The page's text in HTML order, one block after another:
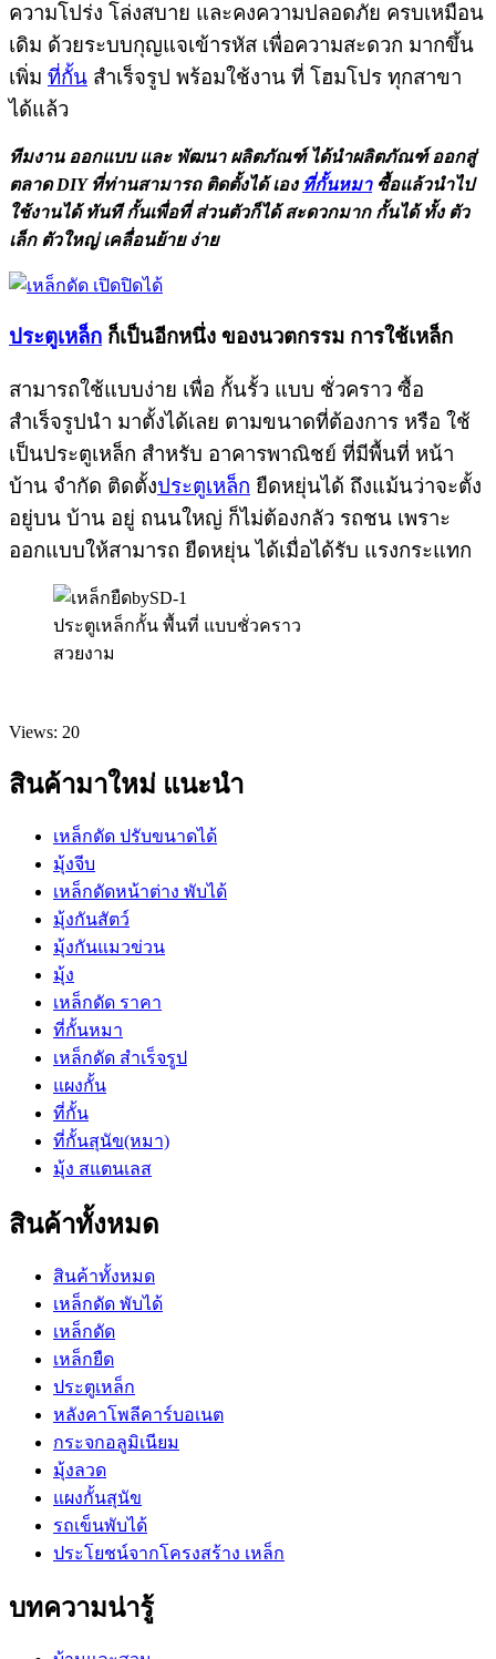
ความโปร่ง โล่งสบาย และคงความปลอดภัย ครบเหมือน
เดิม ด้วยระบบกุญแจเข้ารหัส เพื่อความสะดวก มากขึ้น
เพิ่ม ที่กั้น สำเร็จรูป พร้อมใช้งาน ที่ โฮมโปร ทุกสาขา
ได้แล้ว
ทีมงาน ออกแบบ และ พัฒนา ผลิตภัณฑ์ ได้นำผลิตภัณฑ์ ออกสู่
ตลาด DIY ที่ท่านสามารถ ติดตั้งได้ เอง ที่กั้นหมาซื้อแล้วนำไป
ใช้งานได้ ทันที กั้นเพื่อที่ ส่วนตัวก็ได้ สะดวกมาก กั้นได้ ทั้ง ตัว
เล็ก ตัวใหญ่ เคลื่อนย้าย ง่าย
ประตูเหล็ก ก็เป็นอีกหนึ่ง ของนวตกรรม การใช้เหล็ก
สามารถใช้แบบง่าย เพื่อ กั้นรั้ว แบบ ชั่วคราว ซื้อ
สำเร็จรูปนำ มาตั้งได้เลย ตามขนาดที่ต้องการ หรือ ใช้
เป็นประตูเหล็ก สำหรับ อาคารพาณิชย์ ที่มีพื้นที่ หน้า
บ้าน จำกัด ติดตั้งประตูเหล็ก ยืดหยุ่นได้ ถึงแม้นว่าจะตั้ง
อยู่บน บ้าน อยู่ ถนนใหญ่ ก็ไม่ต้องกลัว รถชน เพราะ
ออกแบบให้สามารถ ยืดหยุ่น ได้เมื่อได้รับ แรงกระแทก
ประตูเหล็กกั้น พื้นที่ แบบชั่วคราว
สวยงาม
Views: 20
สินค้ามาใหม่ แนะนำ
เหล็กดัด ปรับขนาดได้
มุ้งจีบ
เหล็กดัดหน้าต่าง พับได้
มุ้งกันสัตว์
มุ้งกันแมวข่วน
มุ้ง
เหล็กดัด ราคา
ที่กั้นหมา
เหล็กดัด สำเร็จรูป
แผงกั้น
ที่กั้น
ที่กั้นสุนัข(หมา)
มุ้ง สแตนเลส
สินค้าทั้งหมด
สินค้าทั้งหมด
เหล็กดัด พับได้
เหล็กดัด
เหล็กยืด
ประตูเหล็ก
หลังคาโพลีคาร์บอเนต
กระจกอลูมิเนียม
มุ้งลวด
แผงกั้นสุนัข
รถเข็นพับได้
ประโยชน์จากโครงสร้าง เหล็ก
บทความน่ารู้